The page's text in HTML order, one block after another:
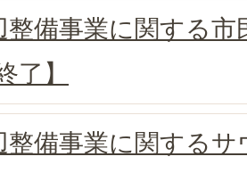
整備事業に関する
了】
整備事業に関する